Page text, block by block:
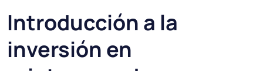
Introducción a la
inversión en